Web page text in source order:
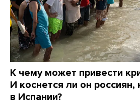
К чему может привести
И коснется ли он
в Испании?